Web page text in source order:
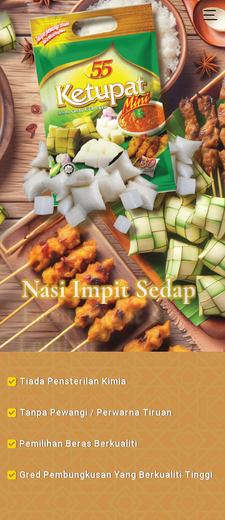
Nasi Impit Sedap
Tiada Pensterilan Kimia
Tanpa Pewangi / Perwarna Tiruan
Pemilihan Beras Berkualiti
Gred Pembungkusan Yang Berkualiti Tinggi